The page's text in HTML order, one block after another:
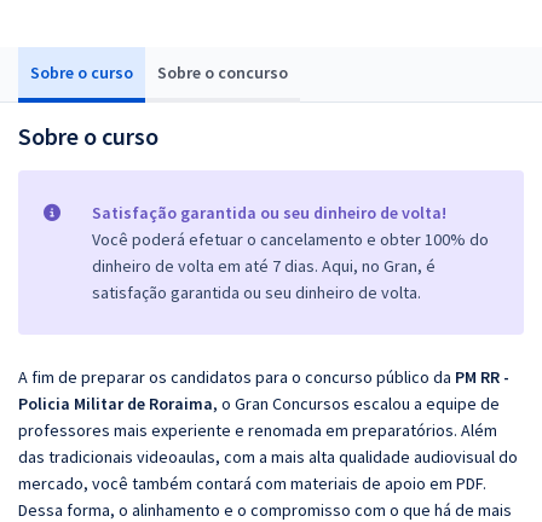
Sobre o curso Sobre o concurso
Sobre o curso
Satisfação garantida ou seu dinheiro de volta!
Você poderá efetuar o cancelamento e obter 100% do
dinheiro de volta em até 7 dias. Aqui, no Gran, é
satisfação garantida ou seu dinheiro de volta.
A fim de preparar os candidatos para o concurso público da PM RR -
Policia Militar de Roraima, o Gran Concursos escalou a equipe de
professores mais experiente e renomada em preparatórios. Além
das tradicionais videoaulas, com a mais alta qualidade audiovisual do
mercado, você também contará com materiais de apoio em PDF.
Dessa forma, o alinhamento e o compromisso com o que há de mais